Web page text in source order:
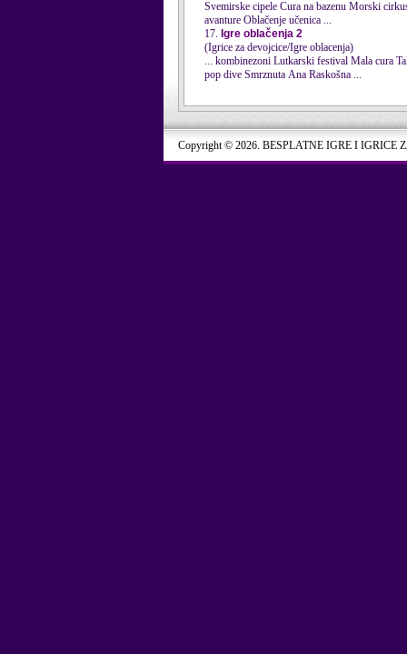
avanture Oblačenje učenica ...
17. Igre oblačenja 2
(Igrice za devojcice/Igre oblacenja)
pop dive Smrznuta Ana Raskošna ...
Copyright © 2026. BESPLATNE IGRE I IGRICE